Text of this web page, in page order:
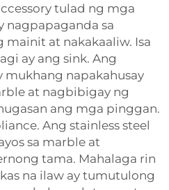
tulad ng mga
nagpapaganda sa
mainit at nakakaaliw. Isa
ay ang sink. Ang
mukhang napakahusay
at nagbibigay ng
ang mga pinggan.
Ang stainless steel
sa marble at
tama. Mahalaga rin
na ilaw ay tumutulong